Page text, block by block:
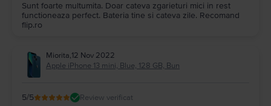
Sunt foarte multumita. Doar cateva zgarieturi mici in rest
functioneaza perfect. Bateria tine si cateva zile. Recomand
flip.ro
Miorita,12 Nov 2022
Apple iPhone 13 mini, Blue, 128 GB, Bun
5/5 Review verificat